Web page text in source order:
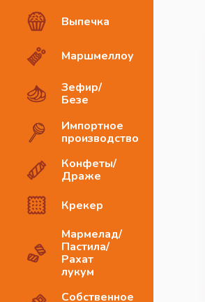
Выпечка
Маршмеллоу
Зефир/
Безе
Импортное
производство
Конфеты/
Драже
Крекер
Мармелад/
Пастила/
Рахат
лукум
Собственное